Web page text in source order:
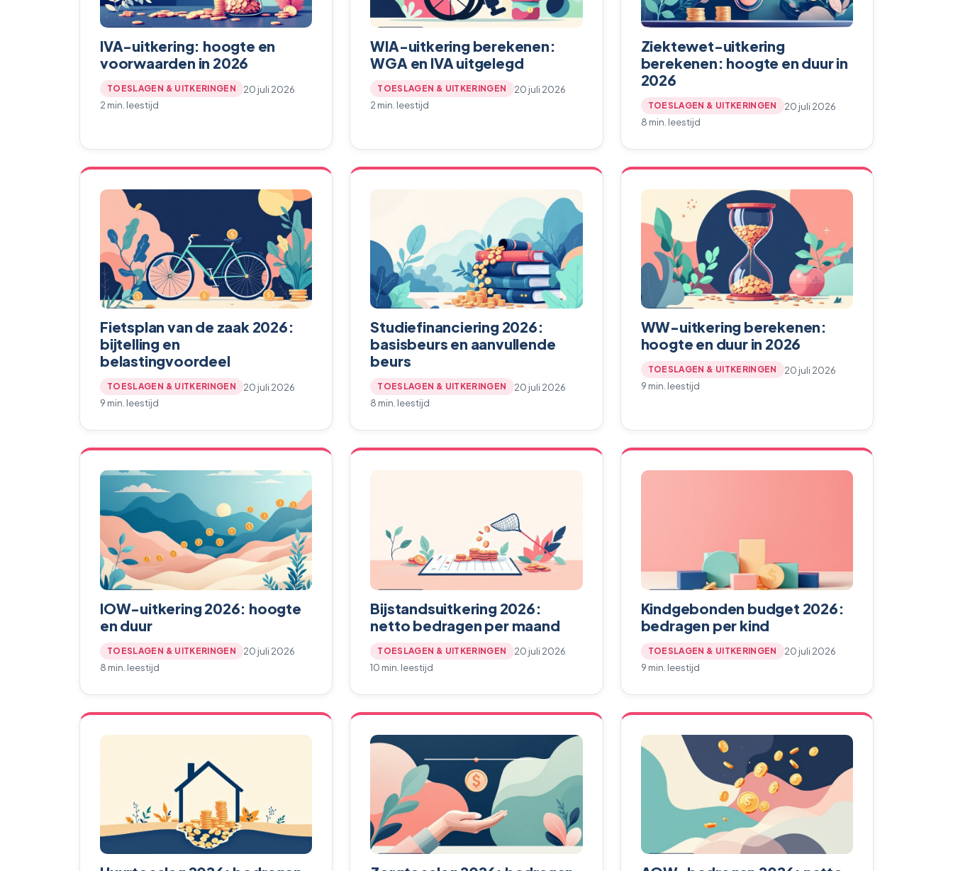
IVA-uitkering: hoogte en
voorwaarden in 2026
TOESLAGEN & UITKERINGEN
20 juli 2026
2 min. leestijd
WIA-uitkering berekenen:
WGA en IVA uitgelegd
TOESLAGEN & UITKERINGEN
20 juli 2026
2 min. leestijd
Ziektewet-uitkering
berekenen: hoogte en duur in
2026
TOESLAGEN & UITKERINGEN
20 juli 2026
8 min. leestijd
Fietsplan van de zaak 2026:
bijtelling en
belastingvoordeel
TOESLAGEN & UITKERINGEN
20 juli 2026
9 min. leestijd
Studiefinanciering 2026:
basisbeurs en aanvullende
beurs
TOESLAGEN & UITKERINGEN
20 juli 2026
8 min. leestijd
WW-uitkering berekenen:
hoogte en duur in 2026
TOESLAGEN & UITKERINGEN
20 juli 2026
9 min. leestijd
IOW-uitkering 2026: hoogte
en duur
TOESLAGEN & UITKERINGEN
20 juli 2026
8 min. leestijd
Bijstandsuitkering 2026:
netto bedragen per maand
TOESLAGEN & UITKERINGEN
20 juli 2026
10 min. leestijd
Kindgebonden budget 2026:
bedragen per kind
TOESLAGEN & UITKERINGEN
20 juli 2026
9 min. leestijd